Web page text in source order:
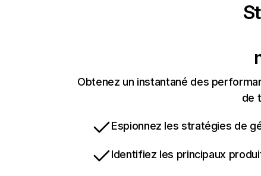
Obtenez un instantané des
de
Espionnez les stratégies de
Identifiez les principaux